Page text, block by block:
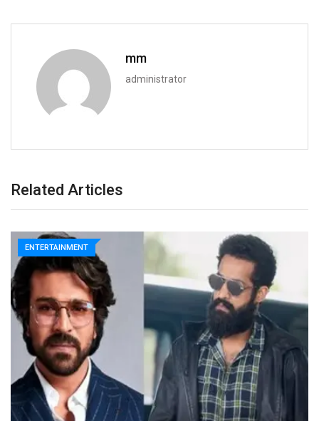
mm
administrator
Related Articles
ENTERTAINMENT